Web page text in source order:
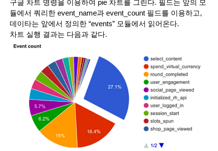
구글 차트 명령을 이용하여 pie 차트를 그린다. 필드는 앞의 모
듈에서 쿼리한 event_name과 event_count 필드를 이용하고,
데이타는 앞에서 정의한 “events” 모듈에서 읽어온다.
차트 실행 결과는 다음과 같다.